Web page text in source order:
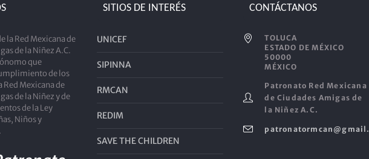
la Red Mexicana de
de la Niñez A.C.
que
de los
Mexicana de
de la Niñez y de
de la Ley
Niños y
SITIOS DE INTERÉS
UNICEF
SIPINNA
RMCAN
REDIM
SAVE THE CHILDREN
CONTÁCTANOS
TOLUCA
ESTADO DE MÉXICO
50000
MÉXICO
Patronato Red Mexicana
de Ciudades Amigas de
la Niñez A.C.